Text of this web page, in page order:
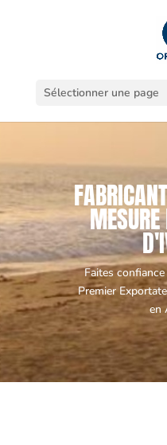
Sélectionner une page
Faites
Premier
en